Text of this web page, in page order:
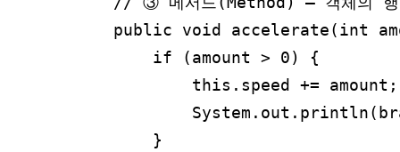
public void accelerate(int
        if (amount > 0) {
            this.speed += amount;
        }